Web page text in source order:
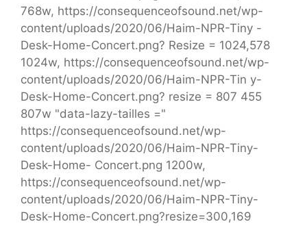
768w, https://consequenceofsound.net/wp-
content/uploads/2020/06/Haim-NPR-Tiny -
Desk-Home-Concert.png? Resize = 1024,578
1024w, https://consequenceofsound.net/wp-
content/uploads/2020/06/Haim-NPR-Tin y-
Desk-Home-Concert.png? resize = 807 455
807w "data-lazy-tailles ="
https://consequenceofsound.net/wp-
content/uploads/2020/06/Haim-NPR-Tiny-
Desk-Home- Concert.png 1200w,
https://consequenceofsound.net/wp-
content/uploads/2020/06/Haim-NPR-Tiny-
Desk-Home-Concert.png?resize=300,169